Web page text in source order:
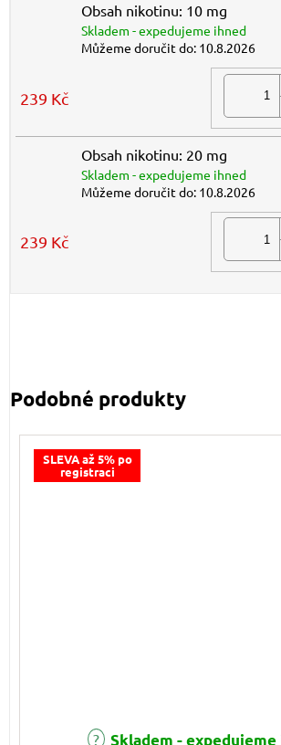
Obsah nikotinu: 10 mg
Skladem - expedujeme ihned
Můžeme doručit do: 10.8.2026
239 Kč
Obsah nikotinu: 20 mg
Skladem - expedujeme ihned
Můžeme doručit do: 10.8.2026
239 Kč
SLEVA až 5% po
registraci
Skladem - expedujeme